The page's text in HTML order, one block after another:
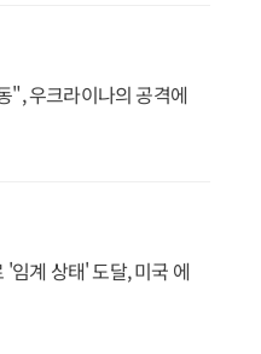
", 우크라이나의 공격에
임계 상태' 도달, 미국 에